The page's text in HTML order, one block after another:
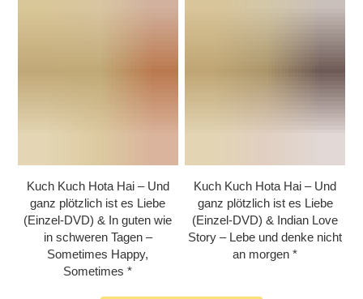
Kuch Kuch Hota Hai – Und
ganz plötzlich ist es Liebe
(Einzel-DVD) & In guten wie
in schweren Tagen –
Sometimes Happy,
Sometimes
Kuch Kuch Hota Hai – Und
ganz plötzlich ist es Liebe
(Einzel-DVD) & Indian Love
Story – Lebe und denke nicht
an morgen